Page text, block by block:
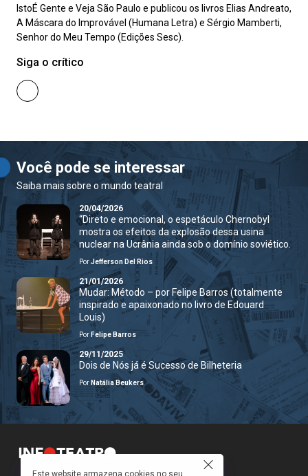
IstoÉ Gente e Veja São Paulo e publicou os livros Elias Andreato,
A Máscara do Improvável (Humana Letra) e Sérgio Mamberti,
Senhor do Meu Tempo (Edições Sesc).
Siga o crítico
Você pode se interessar
Saiba mais sobre o mundo teatral
20/04/2026
“Direto e emocional, o espetáculo Chernobyl
mostra os efeitos da explosão dessa usina
nuclear na Ucrânia ainda sob o domínio soviético.
PorJefferson Del Rios
21/01/2026
Mudar: Método – por Felipe Barros (totalmente
inspirado e apaixonado no livro de Edouard
Louis)
Por Felipe Barros
29/11/2025
Dois de Nós já é Sucesso de Bilheteria
Por Natália Beukers
Este website armazena cookies no seu